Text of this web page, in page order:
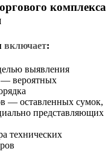
комплекса
включает:
выявления
— вероятных
— оставленных сумок,
представляющих
технических